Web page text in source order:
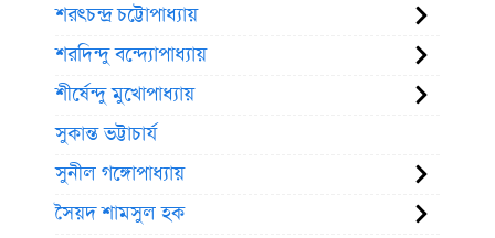
শরৎচন্দ্র চট্টোপাধ্যায়
শরদিন্দু বন্দ্যোপাধ্যায়
শীর্ষেন্দু মুখোপাধ্যায়
সুকান্ত ভট্টাচার্য
সুনীল গঙ্গোপাধ্যায়
সৈয়দ শামসুল হক